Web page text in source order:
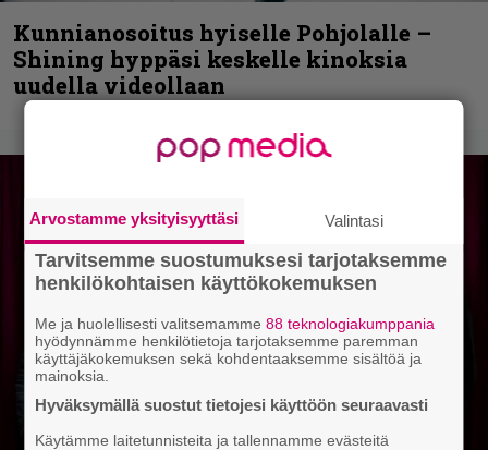
Kunnianosoitus hyiselle Pohjolalle –
Shining hyppäsi keskelle kinoksia
uudella videollaan
Arvostamme yksityisyyttäsi Valintasi
Tarvitsemme suostumuksesi tarjotaksemme
henkilökohtaisen käyttökokemuksen
Me ja huolellisesti valitsemamme88 teknologiakumppania
hyödynnämme henkilötietoja tarjotaksemme paremman
käyttäjäkokemuksen sekä kohdentaaksemme sisältöä ja
mainoksia.
Hyväksymällä suostut tietojesi käyttöön seuraavasti
Käytämme laitetunnisteita ja tallennamme evästeitä